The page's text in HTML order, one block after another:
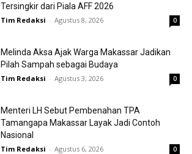
Tersingkir dari Piala AFF 2026
Tim Redaksi - Agustus 8, 2026 0
Melinda Aksa Ajak Warga Makassar Jadikan
Pilah Sampah sebagai Budaya
Tim Redaksi - Agustus 3, 2026 0
Menteri LH Sebut Pembenahan TPA
Tamangapa Makassar Layak Jadi Contoh
Nasional
Tim Redaksi - Agustus 6, 2026 0